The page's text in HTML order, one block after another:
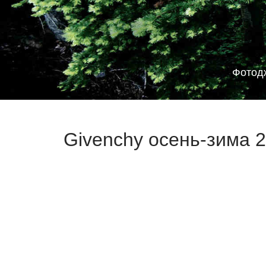
Givenchy осень-зима